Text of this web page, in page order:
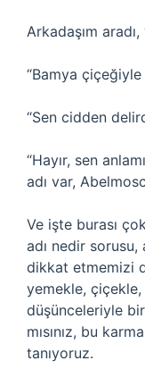
Arkadaşım
“Bamya
“Sen cidden
“Hayır, sen
adı var,
Ve işte burası
adı nedir sorusu,
dikkat etmemizi
yemekle,
düşünceleriyle
mısınız, bu
tanıyoruz.